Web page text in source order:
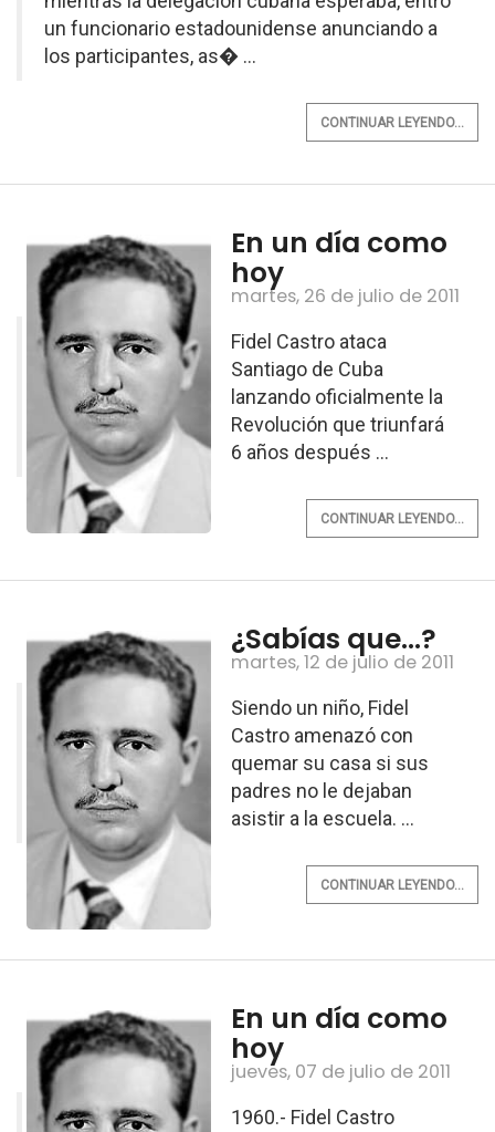
un funcionario estadounidense anunciando a
los participantes, as� ...
CONTINUAR LEYENDO...
En un día como
hoy
martes, 26 de julio de 2011
Fidel Castro ataca
Santiago de Cuba
lanzando oficialmente la
Revolución que triunfará
6 años después ...
CONTINUAR LEYENDO...
¿Sabías que...?
martes, 12 de julio de 2011
Siendo un niño, Fidel
Castro amenazó con
quemar su casa si sus
padres no le dejaban
asistir a la escuela. ...
CONTINUAR LEYENDO...
En un día como
hoy
jueves, 07 de julio de 2011
1960.- Fidel Castro